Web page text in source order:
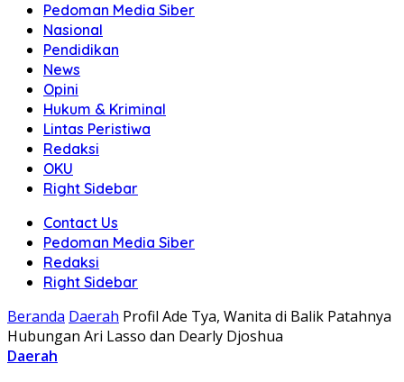
Pedoman Media Siber
Nasional
Pendidikan
News
Opini
Hukum & Kriminal
Lintas Peristiwa
Redaksi
OKU
Right Sidebar
Contact Us
Pedoman Media Siber
Redaksi
Right Sidebar
Beranda Daerah Profil Ade Tya, Wanita di Balik Patahnya
Hubungan Ari Lasso dan Dearly Djoshua
Daerah